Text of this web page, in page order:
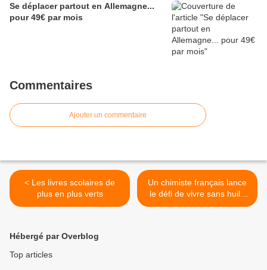
Se déplacer partout en Allemagne...
pour 49€ par mois
Commentaires
Ajouter un commentaire
< Les livres scolaires de
plus en plus verts
Un chimiste français lance
le défi de vivre sans huile
de palme >
Hébergé par Overblog
Top articles